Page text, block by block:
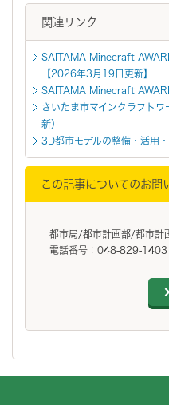
関連リンク
SAITAMA Minecraft
【2026年3月19日更新】
SAITAMA Minecraft
さいたま市マインクラフト
新）
3D都市モデルの整備・活用
この記事についてのお問
都市局/都市計画部/都市
電話番号：048-829-